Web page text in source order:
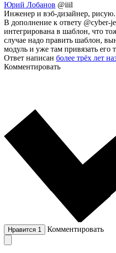
Юрий Лобанов @iiil
Инженер и вэб-дизайнер, рисую.
В дополнение к ответу @cyber-
интегрирована в шаблон, что
случае надо править шаблон,
модуль и уже там привязать его
Ответ написан более трёх лет
Комментировать
Нравится 1 Комментировать